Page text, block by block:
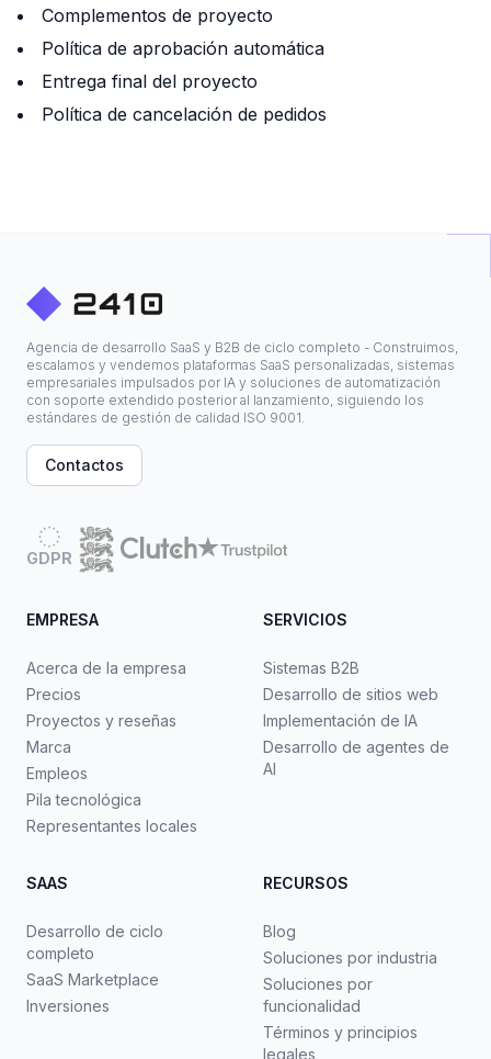
Complementos de proyecto
Política de aprobación automática
Entrega final del proyecto
Política de cancelación de pedidos
Agencia de desarrollo SaaS y B2B de ciclo completo - Construimos,
escalamos y vendemos plataformas SaaS personalizadas, sistemas
empresariales impulsados por IA y soluciones de automatización
con soporte extendido posterior al lanzamiento, siguiendo los
estándares de gestión de calidad ISO 9001.
Contactos
GDPR
EMPRESA
Acerca de la empresa
Precios
Proyectos y reseñas
Marca
Empleos
Pila tecnológica
Representantes locales
SERVICIOS
Sistemas B2B
Desarrollo de sitios web
Implementación de IA
Desarrollo de agentes de
AI
SAAS
Desarrollo de ciclo
completo
SaaS Marketplace
Inversiones
RECURSOS
Blog
Soluciones por industria
Soluciones por
funcionalidad
Términos y principios
legales